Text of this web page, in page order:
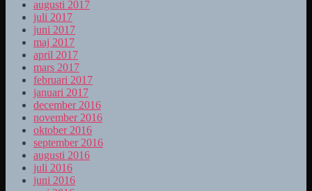
augusti 2017
juli 2017
juni 2017
maj 2017
april 2017
mars 2017
februari 2017
januari 2017
december 2016
november 2016
oktober 2016
september 2016
augusti 2016
juli 2016
juni 2016